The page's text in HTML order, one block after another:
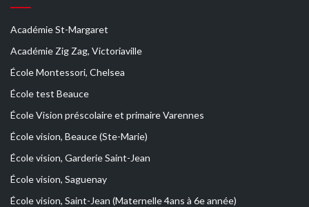
Académie St-Margaret
Académie Zig Zag, Victoriaville
École Montessori, Chelsea
École test Beauce
École Vision préscolaire et primaire Varennes
École vision, Beauce (Ste-Marie)
École vision, Garderie Saint-Jean
École vision, Saguenay
École vision, Saint-Jean (Maternelle 4ans à 6e année)